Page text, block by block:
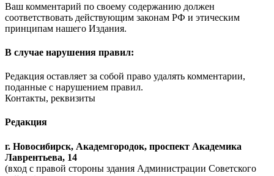
Ваш комментарий по своему содержанию должен
соответствовать действующим законам РФ и этическим
принципам нашего Издания.
В случае нарушения правил:
Редакция оставляет за собой право удалять комментарии,
поданные с нарушением правил.
Контакты, реквизиты
Редакция
г. Новосибирск, Академгородок, проспект Академика
Лаврентьева, 14
(вход с правой стороны здания Администрации Советского